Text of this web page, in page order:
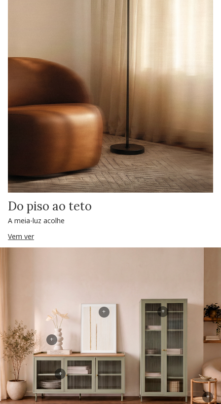
Do piso ao teto
A meia-luz acolhe
Vem ver
+
+
+
+
+